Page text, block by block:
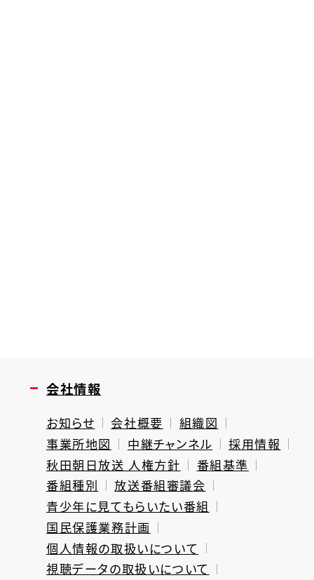
会社情報
お知らせ 会社概要
組織図
事業所地図
中継チャンネル
採用情報
秋田朝日放送 人権方針
番組基準
番組種別
放送番組審議会
青少年に見てもらいたい番組
国民保護業務計画
個人情報の取扱いについて
視聴データの取扱いについて